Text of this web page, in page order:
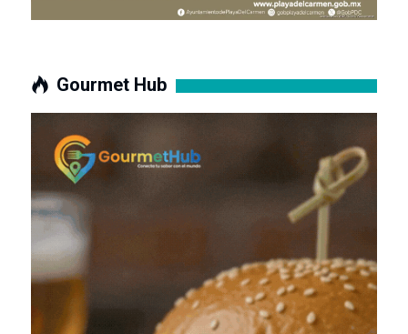
Gourmet Hub